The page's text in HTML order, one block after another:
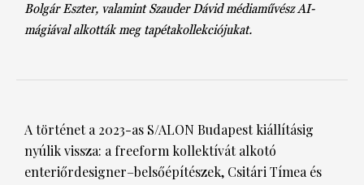
BEAUTY AWARDS
HÍRLEVÉL
Bolgár Eszter, valamint Szauder Dávid médiaművész AI-
mágiával alkották meg tapétakollekciójukat.
A történet a 2023-as S/ALON Budapest kiállításig
nyúlik vissza: a freeform kollektívát alkotó
enteriőrdesigner–belsőépítészek, Csitári Tímea és